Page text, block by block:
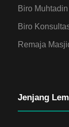
Biro
Biro
Remaja
Jenjang